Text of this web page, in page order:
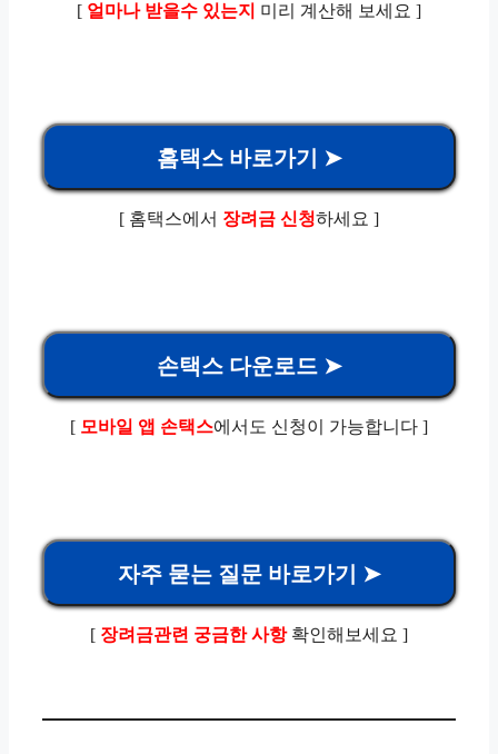
[ 얼마나 받을수 있는지 미리 계산해 보세요 ]
홈택스 바로가기 ➤
[ 홈택스에서 장려금 신청하세요 ]
손택스 다운로드 ➤
[ 모바일 앱 손택스에서도 신청이 가능합니다 ]
자주 묻는 질문 바로가기 ➤
[ 장려금관련 궁금한 사항확인해보세요 ]